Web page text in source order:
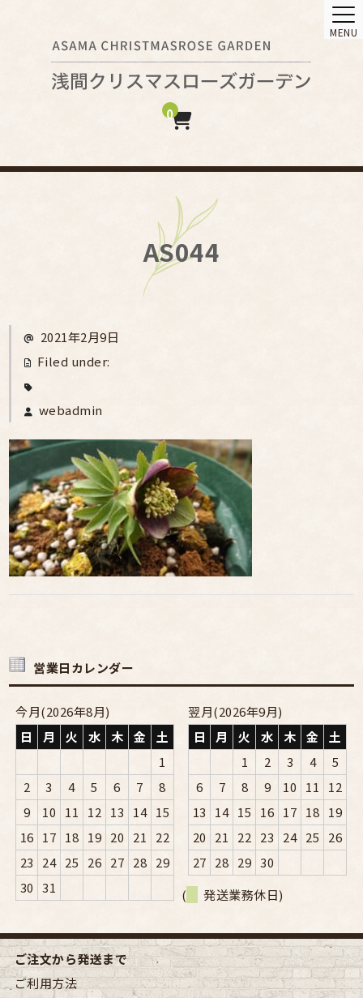
0
MENU
AS044
2021年2月9日
Filed under:
webadmin
営業日カレンダー
今月(2026年8月)
日
月 火 水 木 金
土
1
2
3 4 5 6 7
8
9
10 11 12 13 14 15
16 17 18 19 20 21
22
23
24 25 26 27 28 29
30 31
翌月(2026年9月)
日
月 火 水 木 金
土
1
2 3 4
5
6
7 8 9 10 11
12
13
14 15 16 17 18 19
20
21 22 23 24 25
26
27 28 29 30
(
発送業務休日)
ご注文から発送まで
ご利用方法